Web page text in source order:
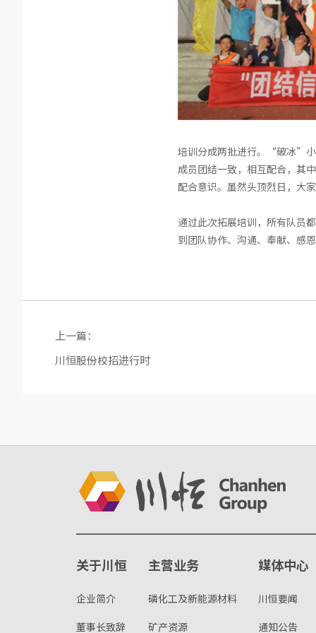
培训分成两批进行。“破冰”小
成员团结一致，相互配合，
配合意识。虽然头顶烈日，大
通过此次拓展培训，所有队员
到团队协作、沟通、奉献、感
上一篇：
川恒股份校招进行时
关于川恒
企业简介
董事长致辞
主营业务
磷化工及新能源材料
矿产资源
媒体中心
川恒要闻
通知公告